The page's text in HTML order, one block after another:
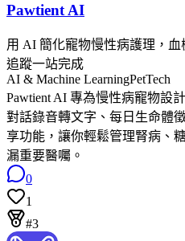
Pawtient AI
用 AI 簡化寵物慢性病護理，
追蹤一站完成
AI & Machine LearningPetTech
Pawtient AI 專為慢性病寵物設
對話錄音轉文字、每日生命體
享功能，讓你輕鬆管理腎病、
漏重要醫囑。
0
1
#3